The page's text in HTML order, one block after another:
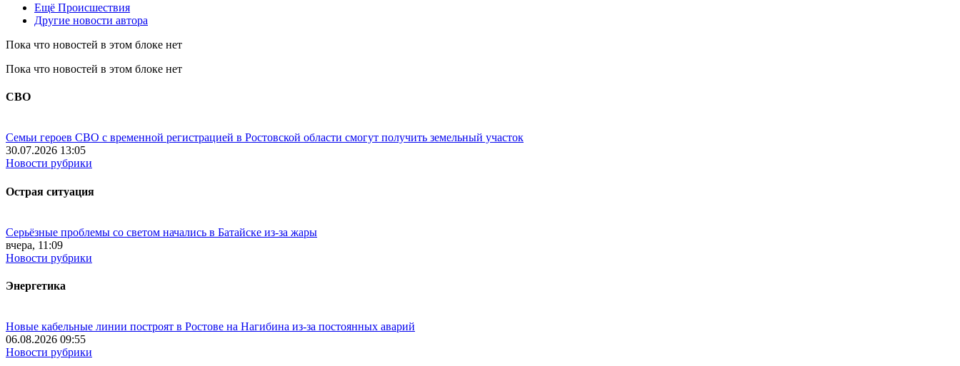
Ещё Происшествия
Другие новости автора
Пока что новостей в этом блоке нет
Пока что новостей в этом блоке нет
СВО
Семьи героев СВО с временной регистрацией в Ростовской области смогут получить земельный участок
30.07.2026 13:05
Новости рубрики
Острая ситуация
Серьёзные проблемы со светом начались в Батайске из-за жары
вчера, 11:09
Новости рубрики
Энергетика
Новые кабельные линии построят в Ростове на Нагибина из-за постоянных аварий
06.08.2026 09:55
Новости рубрики